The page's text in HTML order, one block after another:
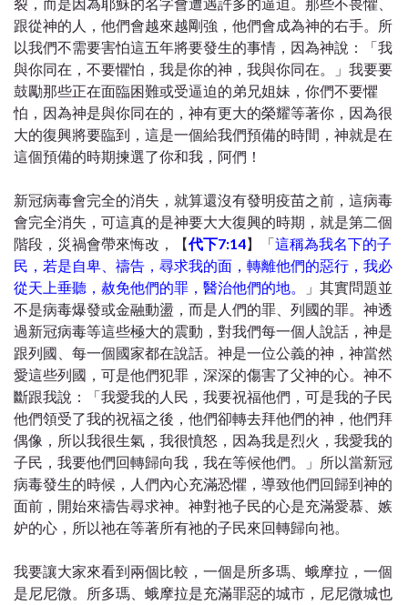
跟從神的人，他們會越來越剛強，他們會成為神的右手。所
以我們不需要害怕這五年將要發生的事情，因為神說：「我
與你同在，不要懼怕，我是你的神，我與你同在。」我要要
鼓勵那些正在面臨困難或受逼迫的弟兄姐妹，你們不要懼
怕，因為神是與你同在的，神有更大的榮耀等著你，因為很
大的復興將要臨到，這是一個給我們預備的時間，神就是在
這個預備的時期揀選了你和我，阿們！
新冠病毒會完全的消失，就算還沒有發明疫苗之前，這病毒
會完全消失，可這真的是神要大大復興的時期，就是第二個
階段，災禍會帶來悔改，【代下7:14】「這稱為我名下的子
民，若是自卑、禱告，尋求我的面，轉離他們的惡行，我必
從天上垂聽，赦免他們的罪，醫治他們的地。
」其實問題並
不是病毒爆發或金融動盪，而是人們的罪、列國的罪。神透
過新冠病毒等這些極大的震動，對我們每一個人說話，神是
跟列國、每一個國家都在說話。神是一位公義的神，神當然
愛這些列國，可是他們犯罪，深深的傷害了父神的心。神不
斷跟我說：「我愛我的人民，我要祝福他們，可是我的子民
他們領受了我的祝福之後，他們卻轉去拜他們的神，他們拜
偶像，所以我很生氣，我很憤怒，因為我是烈火，我愛我的
子民，我要他們回轉歸向我，我在等候他們。」所以當新冠
病毒發生的時候，人們內心充滿恐懼，導致他們回歸到神的
面前，開始來禱告尋求神。神對祂子民的心是充滿愛慕、嫉
妒的心，所以祂在等著所有祂的子民來回轉歸向祂。
我要讓大家來看到兩個比較，一個是所多瑪、蛾摩拉，一個
是尼尼微。所多瑪、蛾摩拉是充滿罪惡的城市，尼尼微城也